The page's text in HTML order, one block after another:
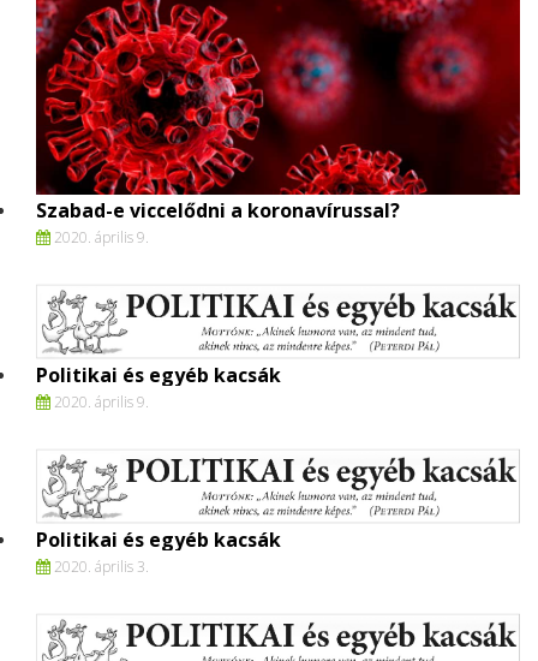
Szabad-e viccelődni a koronavírussal?
2020. április 9.
Politikai és egyéb kacsák
2020. április 9.
Politikai és egyéb kacsák
2020. április 3.